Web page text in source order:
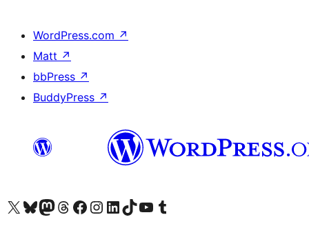
WordPress.com ↗
Matt ↗
bbPress ↗
BuddyPress ↗
Besök vår X-konto (f.d. Twitter)
Besök vårt Bluesky-konto
Besök vårt Mastodon-konto
Besök vårt Thread-konto
Besök vår Facebook-sidaBesök vårt Instagram-konto
Besök vårt LinkedIn-konto
Besök vårt TikTok-konto
Besök vår YouTube-kanalBesök vårt Tumblr-konto